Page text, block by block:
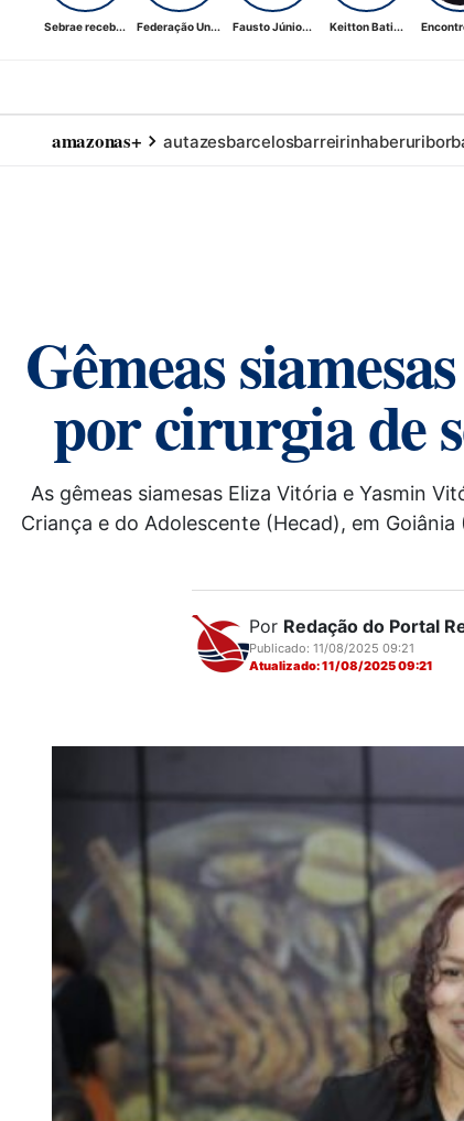
Sebrae receb... Federação Un... Fausto Júnio... Keitton Bati...
amazonas+ autazesbarcelosbarreirinhaberuri
Gêmeas
por cirurgia de
As gêmeas siamesas Eliza Vitória e Yasmin
Criança e do Adolescente (Hecad), em
Por Redação do Portal
Publicado: 11/08/2025 09:21
Atualizado: 11/08/2025 09:21